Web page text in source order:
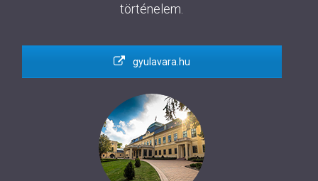
történelem.
gyulavara.hu